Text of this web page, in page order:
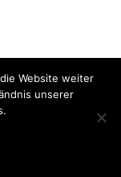
Website weiter
unserer